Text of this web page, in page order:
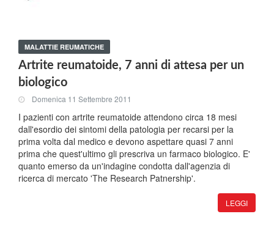
MALATTIE REUMATICHE
Artrite reumatoide, 7 anni di attesa per un
biologico
Domenica 11 Settembre 2011
I pazienti con artrite reumatoide attendono circa 18 mesi
dall'esordio dei sintomi della patologia per recarsi per la
prima volta dal medico e devono aspettare quasi 7 anni
prima che quest'ultimo gli prescriva un farmaco biologico. E'
quanto emerso da un'indagine condotta dall'agenzia di
ricerca di mercato 'The Research Patnership'.
LEGGI